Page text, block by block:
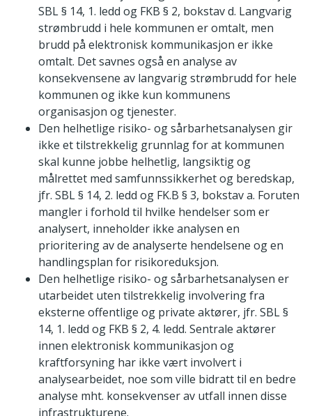
SBL § 14, 1. ledd og FKB § 2, bokstav d. Langvarig
strømbrudd i hele kommunen er omtalt, men
brudd på elektronisk kommunikasjon er ikke
omtalt. Det savnes også en analyse av
konsekvensene av langvarig strømbrudd for hele
kommunen og ikke kun kommunens
organisasjon og tjenester.
Den helhetlige risiko- og sårbarhetsanalysen gir
ikke et tilstrekkelig grunnlag for at kommunen
skal kunne jobbe helhetlig, langsiktig og
målrettet med samfunnssikkerhet og beredskap,
jfr. SBL § 14, 2. ledd og FK.B § 3, bokstav a. Foruten
mangler i forhold til hvilke hendelser som er
analysert, inneholder ikke analysen en
prioritering av de analyserte hendelsene og en
handlingsplan for risikoreduksjon.
Den helhetlige risiko- og sårbarhetsanalysen er
utarbeidet uten tilstrekkelig involvering fra
eksterne offentlige og private aktører, jfr. SBL §
14, 1. ledd og FKB § 2, 4. ledd. Sentrale aktører
innen elektronisk kommunikasjon og
kraftforsyning har ikke vært involvert i
analysearbeidet, noe som ville bidratt til en bedre
analyse mht. konsekvenser av utfall innen disse
infrastrukturene.